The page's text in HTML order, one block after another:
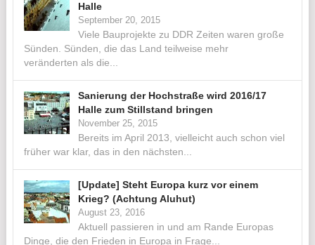
Halle
September 20, 2015
Viele Bauprojekte zu DDR Zeiten waren große
Sünden. Sünden, die das Land teilweise mehr
veränderten als die...
Sanierung der Hochstraße wird 2016/17
Halle zum Stillstand bringen
November 25, 2015
Bereits im April 2013, vielleicht auch schon viel
früher war klar, das in den nächsten...
[Update] Steht Europa kurz vor einem
Krieg? (Achtung Aluhut)
August 23, 2016
Aktuell passieren in und am Rande Europas
Dinge, die den Frieden in Europa in Frage...